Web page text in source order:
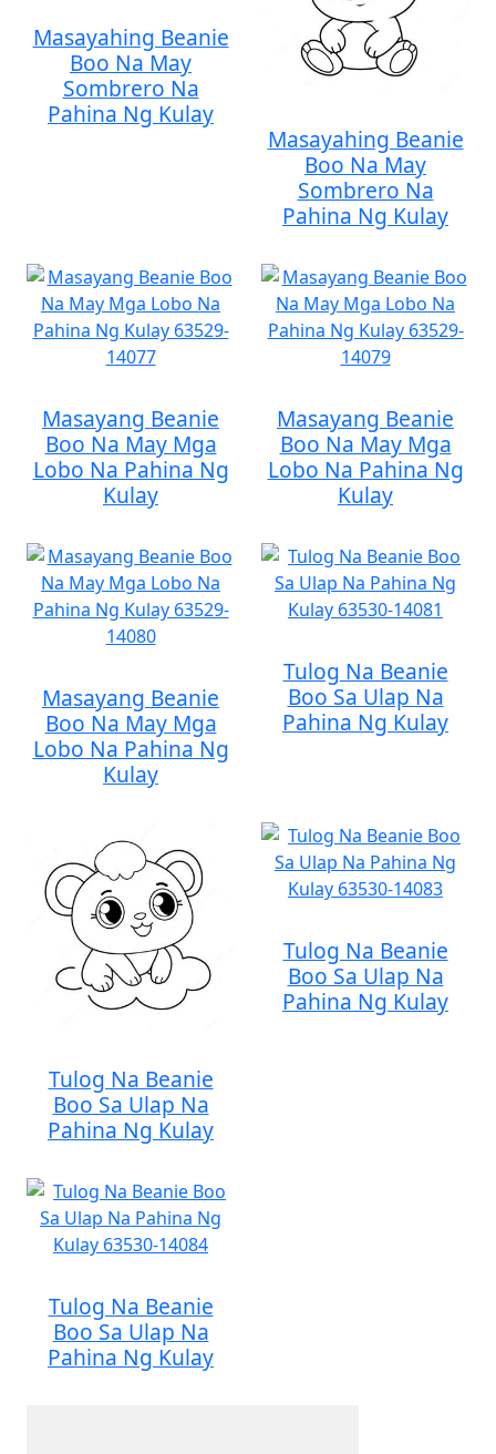
Masayahing Beanie
Boo Na May
Sombrero Na
Pahina Ng Kulay
Masayahing Beanie
Boo Na May
Sombrero Na
Pahina Ng Kulay
Masayang Beanie
Boo Na May Mga
Lobo Na Pahina Ng
Kulay
Masayang Beanie
Boo Na May Mga
Lobo Na Pahina Ng
Kulay
Masayang Beanie
Boo Na May Mga
Lobo Na Pahina Ng
Kulay
Tulog Na Beanie
Boo Sa Ulap Na
Pahina Ng Kulay
Tulog Na Beanie
Boo Sa Ulap Na
Pahina Ng Kulay
Tulog Na Beanie
Boo Sa Ulap Na
Pahina Ng Kulay
Tulog Na Beanie
Boo Sa Ulap Na
Pahina Ng Kulay